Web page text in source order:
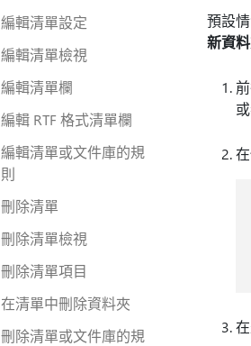
編輯清單設定
編輯清單檢視
編輯清單欄
編輯 RTF 格式清單欄
編輯清單或文件庫的規
則
刪除清單
刪除清單檢視
刪除清單項目
在清單中刪除資料夾
刪除清單或文件庫的規
預設
新資